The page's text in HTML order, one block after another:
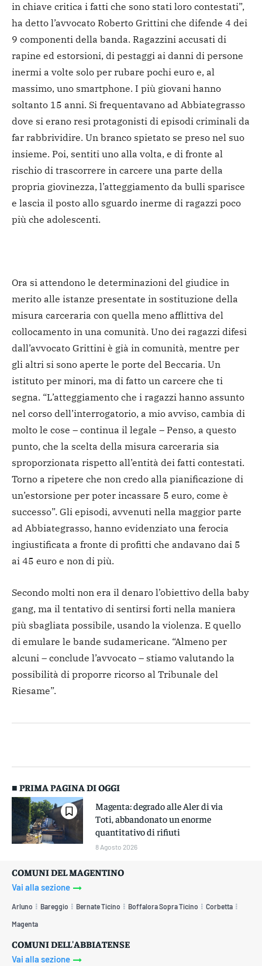
in chiave critica i fatti che sono stati loro contestati”,
ha detto l’avvocato Roberto Grittini che difende 4 dei
9 componenti della banda. Ragazzini accusati di
rapine ed estorsioni, di pestaggi ai danni di persone
inermi a volte solo per rubare pochi euro e, al
massimo, uno smartphone. I più giovani hanno
soltanto 15 anni. Si frequentavano ad Abbiategrasso
dove si erano resi protagonisti di episodi criminali da
far rabbrividire. Un branco spietato se preso nel suo
insieme. Poi, sentiti uno alla volta, e di fronte al
rischio di trascorrere in carcere una parte della
propria giovinezza, l’atteggiamento da bulli sparisce
e lascia il posto allo sguardo inerme di ragazzi poco
più che adolescenti.
Ora si attendono le determinazioni del giudice in
merito alle istanze presentate in sostituzione della
misura carceraria con quella meno afflittiva del
collocamento in una comunità. Uno dei ragazzi difesi
dall’avvocato Grittini è già in comunità, mentre per
gli altri si sono aperte le porte del Beccaria. Un
istituto per minori, ma di fatto un carcere che ti
segna. “L’atteggiamento che i ragazzi hanno assunto
nel corso dell’interrogatorio, a mio avviso, cambia di
molto le cose – continua il legale – Penso, a questo
punto, che la scelta della misura carceraria sia
sproporzionata rispetto all’entità dei fatti contestati.
Torno a ripetere che non credo alla pianificazione di
un’estorsione per poter incassare 5 euro, come è
successo”. Gli episodi, avvenuti nella maggior parte
ad Abbiategrasso, hanno evidenziato una ferocia
ingiustificata a fronte di profitti che andavano dai 5
ai 45 euro e non di più.
Secondo molti non era il denaro l’obiettivo della baby
gang, ma il tentativo di sentirsi forti nella maniera
più sbagliata possibile, usando la violenza. E quello
di emulare le bande sudamericane. “Almeno per
alcuni – conclude l’avvocato – stiamo valutando la
possibilità di proporre ricorso al Tribunale del
Riesame”.
■ PRIMA PAGINA DI OGGI
Magenta: degrado alle Aler di via
Toti, abbandonato un enorme
quantitativo di rifiuti
8 Agosto 2026
COMUNI DEL MAGENTINO
Vai alla sezione
Arluno Bareggio Bernate Ticino Boffalora Sopra Ticino Corbetta
Magenta
COMUNI DELL'ABBIATENSE
Vai alla sezione